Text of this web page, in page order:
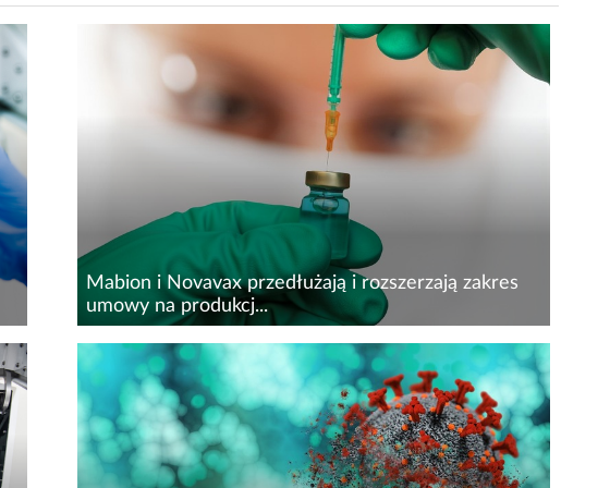
Mabion i Novavax przedłużają i rozszerzają zakres
umowy na produkcj...
Mabion zawarł z Novavax aneksy do realizowanej
umowy o wartości 372 mln USD na kontraktowe
wytwarzanie antygenu szczepionki Nuvaxovid
przeciw COVID-19, które przedłużają czas trwania
umowy do końca...